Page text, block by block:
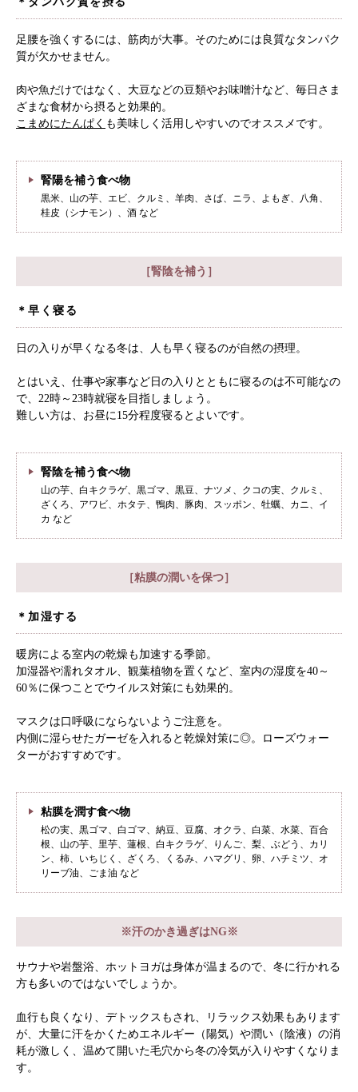
根本から身体を整えるとは
症状別 漢方の教え
漢方みず堂とは 企業情報
お知らせ イベント・講座
漢方を知る 皆様からのご質問
お問い合わせ
足腰を強くするには、筋肉が大事。そのためには良質なタンパク
質が欠かせません。
肉や魚だけではなく、大豆などの豆類やお味噌汁など、毎日さま
ざまな食材から摂ると効果的。
こまめにたんぱく も美味しく活用しやすいのでオススメです。
腎陽を補う食べ物
黒米、山の芋、エビ、クルミ、羊肉、さば、ニラ、よもぎ、八角、
桂皮（シナモン）、酒 など
［腎陰を補う］
＊早く寝る
日の入りが早くなる冬は、人も早く寝るのが自然の摂理。
とはいえ、仕事や家事など日の入りとともに寝るのは不可能なの
で、22時～23時就寝を目指しましょう。
難しい方は、お昼に15分程度寝るとよいです。
腎陰を補う食べ物
山の芋、白キクラゲ、黒ゴマ、黒豆、ナツメ、クコの実、クルミ、
ざくろ、アワビ、ホタテ、鴨肉、豚肉、スッポン、牡蠣、カニ、イ
カ など
［粘膜の潤いを保つ］
＊加湿する
暖房による室内の乾燥も加速する季節。
加湿器や濡れタオル、観葉植物を置くなど、室内の湿度を40～
60％に保つことでウイルス対策にも効果的。
マスクは口呼吸にならないようご注意を。
内側に湿らせたガーゼを入れると乾燥対策に◎。ローズウォー
ターがおすすめです。
粘膜を潤す食べ物
松の実、黒ゴマ、白ゴマ、納豆、豆腐、オクラ、白菜、水菜、百合
根、山の芋、里芋、蓮根、白キクラゲ、りんご、梨、ぶどう、カリ
ン、柿、いちじく、ざくろ、くるみ、ハマグリ、卵、ハチミツ、オ
リーブ油、ごま油 など
※汗のかき過ぎはNG※
サウナや岩盤浴、ホットヨガは身体が温まるので、冬に行かれる
方も多いのではないでしょうか。
血行も良くなり、デトックスもされ、リラックス効果もあります
が、大量に汗をかくためエネルギー（陽気）や潤い（陰液）の消
耗が激しく、温めて開いた毛穴から冬の冷気が入りやすくなりま
す。